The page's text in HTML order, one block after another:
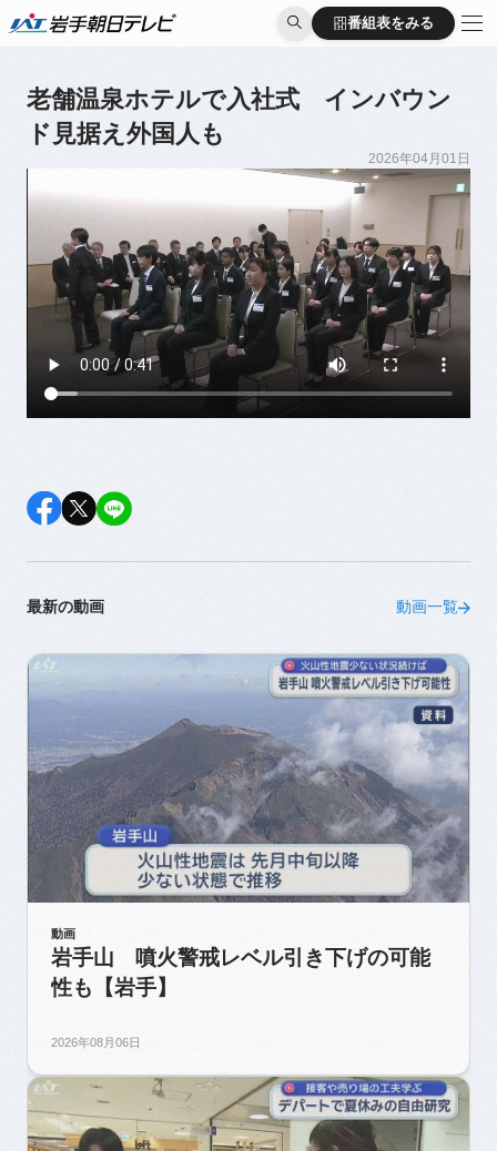
番組表をみる
番組表をみる
老舗温泉ホテルで入社式 インバウン
ド見据え外国人も
2026年04月01日
最新の動画 動画一覧
動画
岩手山 噴火警戒レベル引き下げの可能
性も【岩手】
2026年08月06日